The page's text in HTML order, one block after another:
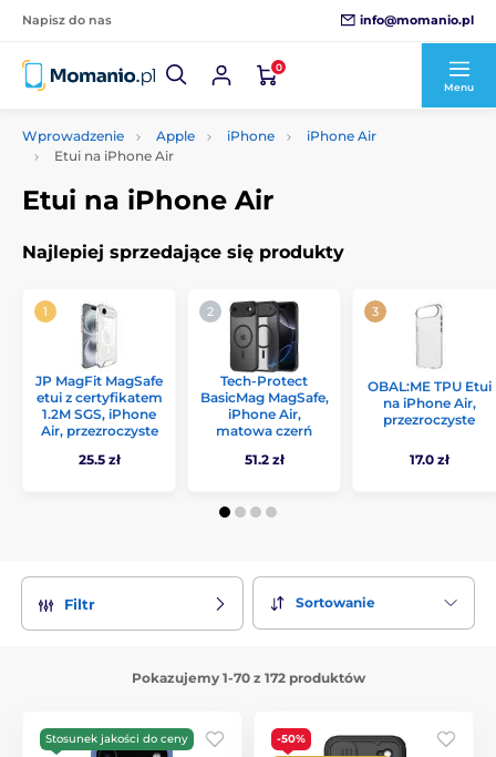
Napisz do nas info@momanio.pl
0
Menu
Wprowadzenie Apple iPhone
iPhone Air
Etui na iPhone Air
Etui na iPhone Air
Najlepiej sprzedające się produkty
JP MagFit MagSafe
etui z certyfikatem
1.2M SGS, iPhone
Air, przezroczyste
25.5 zł
Tech-Protect
BasicMag MagSafe,
iPhone Air,
matowa czerń
51.2 zł
OBAL:ME TPU Etui
na iPhone Air,
przezroczyste
17.0 zł
Filtr Sortowanie
Pokazujemy 1-70 z 172 produktów
Stosunek jakości do ceny
-50%